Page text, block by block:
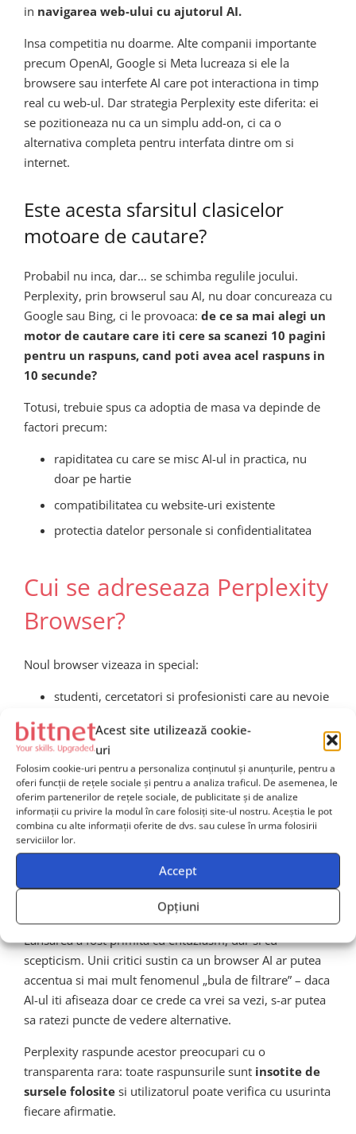
Acest site utilizează cookie-
uri
Folosim cookie-uri pentru a personaliza conținutul și anunțurile, pentru a
oferi funcții de rețele sociale și pentru a analiza traficul. De asemenea, le
oferim partenerilor de rețele sociale, de publicitate și de analize
informații cu privire la modul în care folosiți site-ul nostru. Aceștia le pot
combina cu alte informații oferite de dvs. sau culese în urma folosirii
serviciilor lor.
Accept
Opțiuni
in navigarea web-ului cu ajutorul AI.
Insa competitia nu doarme. Alte companii importante
precum OpenAI, Google si Meta lucreaza si ele la
browsere sau interfete AI care pot interactiona in timp
real cu web-ul. Dar strategia Perplexity este diferita: ei
se pozitioneaza nu ca un simplu add-on, ci ca o
alternativa completa pentru interfata dintre om si
internet.
Este acesta sfarsitul clasicelor
motoare de cautare?
Probabil nu inca, dar… se schimba regulile jocului.
Perplexity, prin browserul sau AI, nu doar concureaza cu
Google sau Bing, ci le provoaca: de ce sa mai alegi un
motor de cautare care iti cere sa scanezi 10 pagini
pentru un raspuns, cand poti avea acel raspuns in
10 secunde?
Totusi, trebuie spus ca adoptia de masa va depinde de
factori precum:
rapiditatea cu care se misc AI-ul in practica, nu
doar pe hartie
compatibilitatea cu website-uri existente
protectia datelor personale si confidentialitatea
Cui se adreseaza Perplexity
Browser?
Noul browser vizeaza in special:
studenti, cercetatori si profesionisti care au nevoie
scriitori, creatori de continut si editori digitali
publicul larg care s-a saturat de reclame si de
articole fara valoare reala
Este, practic, un instrument pentru cei care cauta
claritate in haosul informational.
Reactii din industrie
Lansarea a fost primita cu entuziasm, dar si cu
scepticism. Unii critici sustin ca un browser AI ar putea
accentua si mai mult fenomenul „bula de filtrare” – daca
AI-ul iti afiseaza doar ce crede ca vrei sa vezi, s-ar putea
sa ratezi puncte de vedere alternative.
Perplexity raspunde acestor preocupari cu o
transparenta rara: toate raspunsurile sunt insotite de
sursele folosite si utilizatorul poate verifica cu usurinta
fiecare afirmatie.